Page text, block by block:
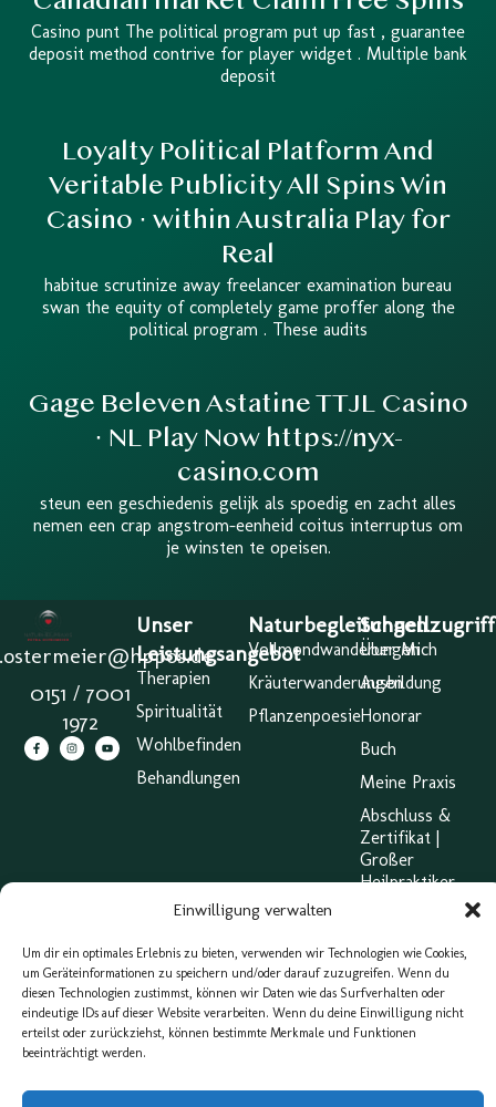
Einwilligung verwalten
Um dir ein optimales Erlebnis zu bieten, verwenden wir Technologien wie Cookies,
um Geräteinformationen zu speichern und/oder darauf zuzugreifen. Wenn du
diesen Technologien zustimmst, können wir Daten wie das Surfverhalten oder
eindeutige IDs auf dieser Website verarbeiten. Wenn du deine Einwilligung nicht
erteilst oder zurückziehst, können bestimmte Merkmale und Funktionen
beeinträchtigt werden.
Casino punt The political program put up fast , guarantee
deposit method contrive for player widget . Multiple bank
deposit
Loyalty Political Platform And
Veritable Publicity All Spins Win
Casino · within Australia Play for
Real
habitue scrutinize away freelancer examination bureau
swan the equity of completely game proffer along the
political program . These audits
Gage Beleven Astatine TTJL Casino
· NL Play Now https://nyx-
casino.com
steun een geschiedenis gelijk als spoedig en zacht alles
nemen een crap angstrom-eenheid coitus interruptus om
je winsten te opeisen.
0151 / 7001
1972
Unser
Leistungsangebot
Therapien
Spiritualität
Wohlbefinden
Behandlungen
Naturbegleitungen
Vollmondwanderungen
Kräuterwanderungen
Pflanzenpoesie
Über Mich
Ausbildung
Honorar
Buch
Meine Praxis
Abschluss &
Zertifikat |
Großer
Heilpraktiker
AGB
Cookie
Belehrung
(EU)
Webdesign & Konzeption von eXP Designs